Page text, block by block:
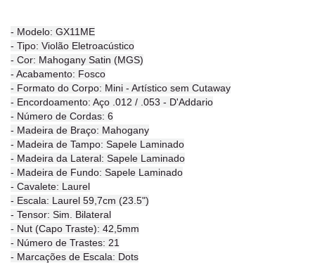
- Modelo: GX11ME
- Tipo: Violão Eletroacústico
- Cor: Mahogany Satin (MGS)
- Acabamento: Fosco
- Formato do Corpo: Mini - Artístico sem Cutaway
- Encordoamento: Aço .012 / .053 - D'Addario
- Número de Cordas: 6
- Madeira de Braço: Mahogany
- Madeira de Tampo: Sapele Laminado
- Madeira da Lateral: Sapele Laminado
- Madeira de Fundo: Sapele Laminado
- Cavalete: Laurel
- Escala: Laurel 59,7cm (23.5")
- Tensor: Sim. Bilateral
- Nut (Capo Traste): 42,5mm
- Número de Trastes: 21
- Marcações de Escala: Dots